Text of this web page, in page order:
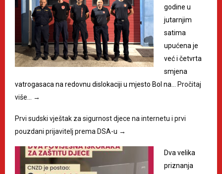
godine u
jutarnjim
satima
upućena je
već i četvrta
smjena
vatrogasaca na redovnu dislokaciji u mjesto Bol na… Pročitaj
više… →
Prvi sudski vještak za sigurnost djece na internetu i prvi
pouzdani prijavitelj prema DSA-u →
Dva velika
priznanja